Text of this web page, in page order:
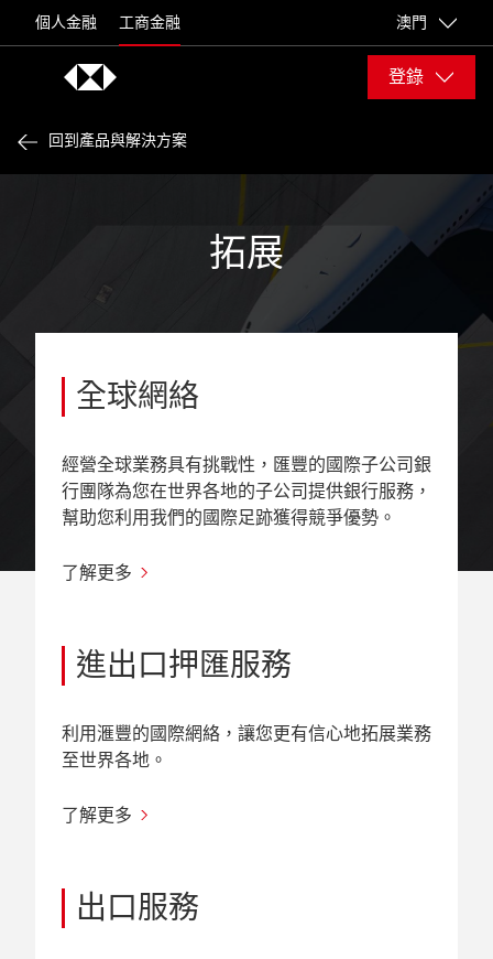
個人金融 工商金融 澳門
登錄
回到產品與解決方案
拓展
全球網絡
經營全球業務具有挑戰性，匯豐的國際子公司銀
行團隊為您在世界各地的子公司提供銀行服務，
幫助您利用我們的國際足跡獲得競爭優勢。
了解更多
進出口押匯服務
利用滙豐的國際網絡，讓您更有信心地拓展業務
至世界各地。
了解更多
出口服務